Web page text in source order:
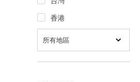
香港
所有地區